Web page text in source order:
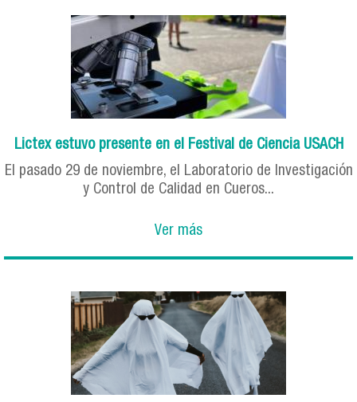
Lictex estuvo presente en el Festival de Ciencia USACH
El pasado 29 de noviembre, el Laboratorio de Investigación
y Control de Calidad en Cueros...
Ver más